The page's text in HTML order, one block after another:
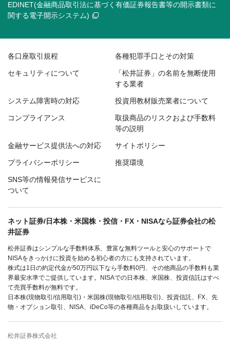
EDINET(金融商品取引法に基づく有価証券報告書等の開示書類に
関する電子開示システム)
各口座取引規程 各種犯罪手口とその対策
セキュリティについて
「松井証券」の名前を無断使用
する業者
システム障害時の対応 投資用教材販売業者について
コンプライアンス
取扱商品のリスクおよび手数料
等の説明
金融サービス提供法への対応 サイトポリシー
プライバシーポリシー 推奨環境
SNS等の情報発信サービスに
ついて
ネット証券/日本株・米国株・投信・FX・NISAなら証券会社の松
井証券
松井証券はシンプルな手数料体系、豊富な無料ツールと安心のサポートで
NISAをきっかけに投資を始める初心者の方にも支持されています。
株式は1日の約定代金が50万円以下なら手数料0円、その他商品の手数料も業
界最安水準でご提供しています。NISAでの日本株、米国株、投資信託はすべ
て売買手数料が無料です。
日本株(現物取引/信用取引)・米国株(現物取引/信用取引)、投資信託、FX、先
物・オプション取引、NISA、iDeCo等の各種商品をお取扱いしています。
松井証券株式会社